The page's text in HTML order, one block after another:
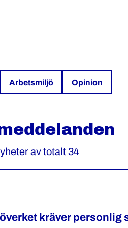
Arbetsmiljö Opinion
av totalt 34
kräver